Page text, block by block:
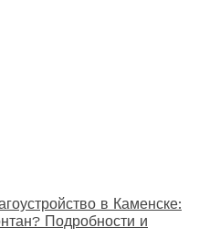
в Каменске:
Подробности и